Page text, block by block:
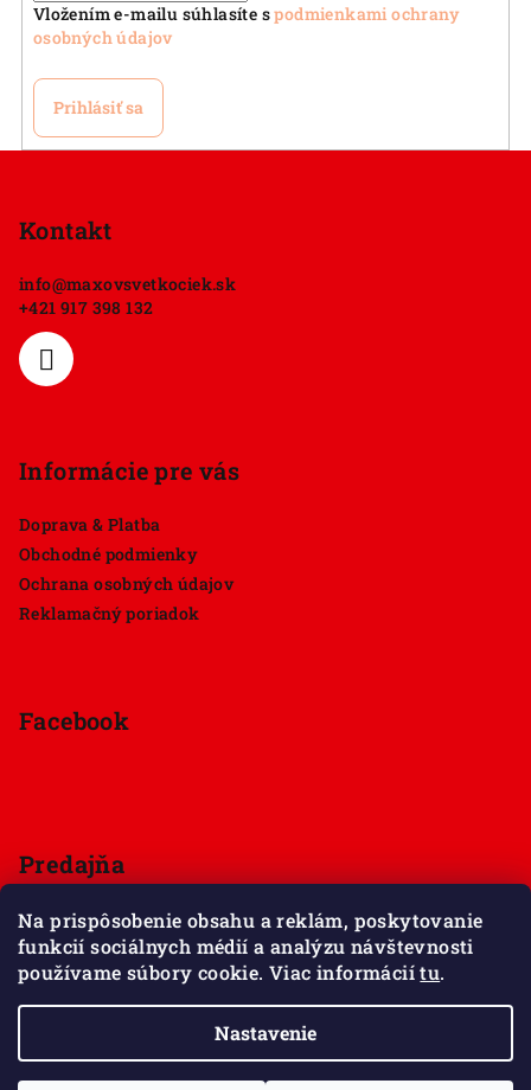
Na prispôsobenie obsahu a reklám, poskytovanie
funkcií sociálnych médií a analýzu návštevnosti
používame súbory cookie. Viac informáciítu.
Nastavenie
Vložením e-mailu súhlasíte spodmienkami ochrany
osobných údajov
Prihlásiť sa
Kontakt
info@maxovsvetkociek.sk
+421 917 398 132
Informácie pre vás
Doprava & Platba
Obchodné podmienky
Ochrana osobných údajov
Reklamačný poriadok
Facebook
Predajňa
Štúrova 33, 949 01 Nitra
Pondelok - Sobota 9:00 - 18:00
Nedeľa - zatvorené
Zobraziť mapu